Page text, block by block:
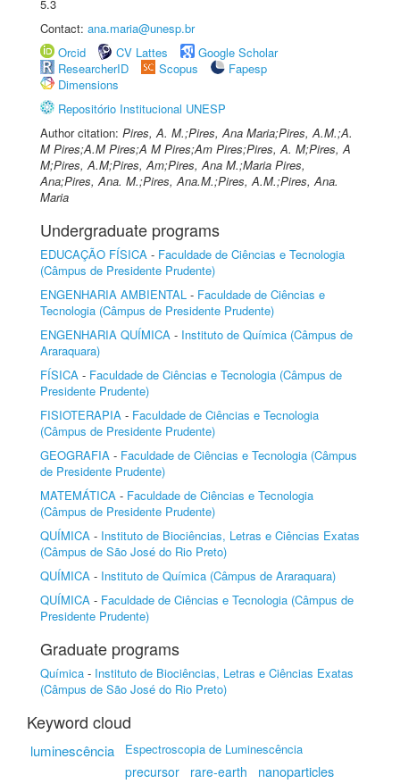
5.3
Contact: ana.maria@unesp.br
Orcid
CV Lattes
Google Scholar
ResearcherID
Scopus
Fapesp
Dimensions
Repositório Institucional UNESP
Author citation: Pires, A. M.;Pires, Ana Maria;Pires, A.M.;A.
M Pires;A.M Pires;A M Pires;Am Pires;Pires, A. M;Pires, A
M;Pires, A.M;Pires, Am;Pires, Ana M.;Maria Pires,
Ana;Pires, Ana. M.;Pires, Ana.M.;Pires, A.M.;Pires, Ana.
Maria
Undergraduate programs
EDUCAÇÃO FÍSICA - Faculdade de Ciências e Tecnologia
(Câmpus de Presidente Prudente)
ENGENHARIA AMBIENTAL - Faculdade de Ciências e
Tecnologia (Câmpus de Presidente Prudente)
ENGENHARIA QUÍMICA - Instituto de Química (Câmpus de
Araraquara)
FÍSICA - Faculdade de Ciências e Tecnologia (Câmpus de
Presidente Prudente)
FISIOTERAPIA - Faculdade de Ciências e Tecnologia
(Câmpus de Presidente Prudente)
GEOGRAFIA - Faculdade de Ciências e Tecnologia (Câmpus
de Presidente Prudente)
MATEMÁTICA - Faculdade de Ciências e Tecnologia
(Câmpus de Presidente Prudente)
QUÍMICA - Instituto de Biociências, Letras e Ciências Exatas
(Câmpus de São José do Rio Preto)
QUÍMICA - Instituto de Química (Câmpus de Araraquara)
QUÍMICA - Faculdade de Ciências e Tecnologia (Câmpus de
Presidente Prudente)
Graduate programs
Química - Instituto de Biociências, Letras e Ciências Exatas
(Câmpus de São José do Rio Preto)
Keyword cloud
luminescência Espectroscopia de Luminescência
precursor rare-earth
nanoparticles